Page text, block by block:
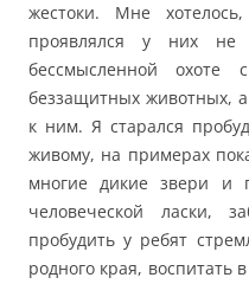
жестоки. Мне
проявлялся у них
бессмысленной охоте
беззащитных животных,
к ним. Я старался
живому, на примерах
многие дикие звери и
человеческой ласки,
пробудить у ребят
родного края, воспитать